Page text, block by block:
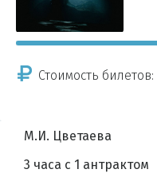
Стоимость билетов:
М.И. Цветаева
3 часа c 1 антрактом